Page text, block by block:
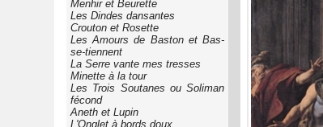
Menhir et Beurette
Les Dindes dansantes
Crouton et Rosette
Les Amours de Baston et Bas-
se-tiennent
La Serre vante mes tresses
Minette à la tour
Les Trois Soutanes ou Soliman
fécond
Aneth et Lupin
L'Onglet à bords doux